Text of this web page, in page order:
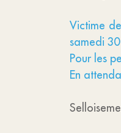
Victime
samedi
Pour les
En